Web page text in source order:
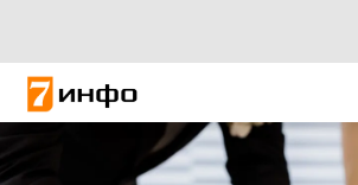
Новости России
Политика
Новости мира
Все материалы 7инфо